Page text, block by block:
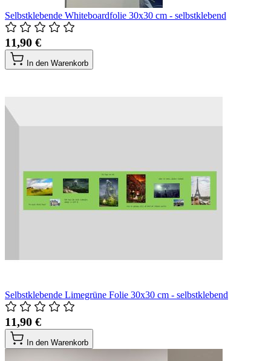
Selbstklebende Whiteboardfolie 30x30 cm - selbstklebend
11,90 €
In den Warenkorb
Selbstklebende Limegrüne Folie 30x30 cm - selbstklebend
11,90 €
In den Warenkorb